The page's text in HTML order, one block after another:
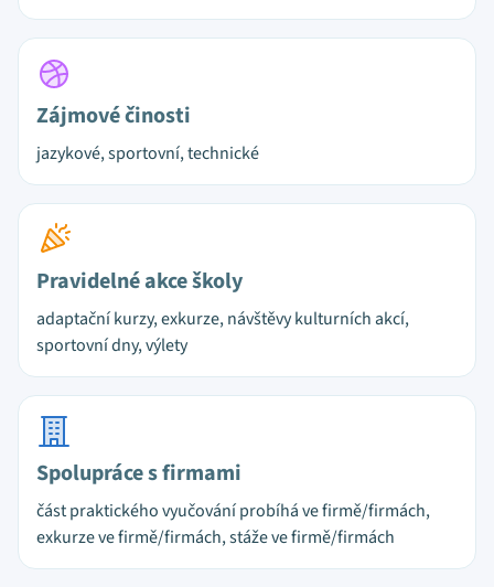
Zájmové činosti
jazykové, sportovní, technické
Pravidelné akce školy
adaptační kurzy, exkurze, návštěvy kulturních akcí,
sportovní dny, výlety
Spolupráce s firmami
část praktického vyučování probíhá ve firmě/firmách,
exkurze ve firmě/firmách, stáže ve firmě/firmách